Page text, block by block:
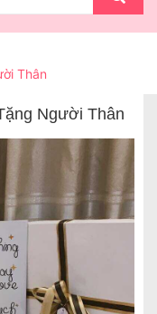
Thân
Người Thân